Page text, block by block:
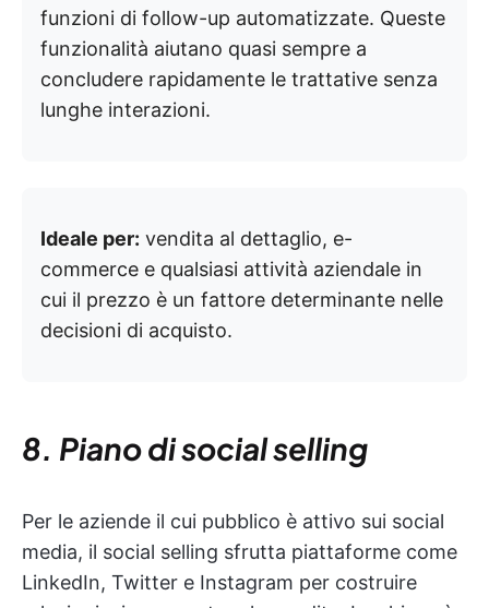
funzioni di follow-up automatizzate. Queste
funzionalità aiutano quasi sempre a
concludere rapidamente le trattative senza
lunghe interazioni.
Ideale per: vendita al dettaglio, e-
commerce e qualsiasi attività aziendale in
cui il prezzo è un fattore determinante nelle
decisioni di acquisto.
8. Piano di social selling
Per le aziende il cui pubblico è attivo sui social
media, il social selling sfrutta piattaforme come
LinkedIn, Twitter e Instagram per costruire